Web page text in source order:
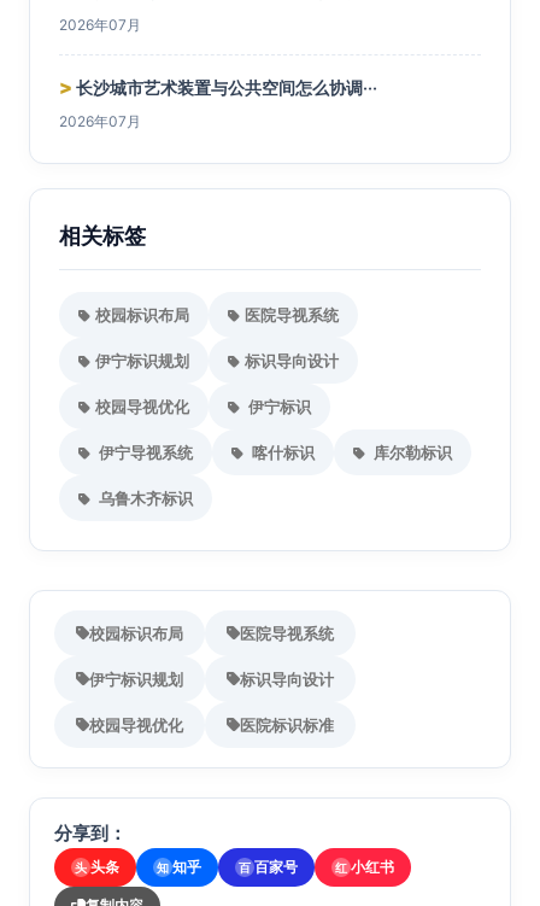
2026年07月
> 长沙城市艺术装置与公共空间怎么协调···
2026年07月
相关标签
校园标识布局 医院导视系统
伊宁标识规划 标识导向设计
校园导视优化 伊宁标识
伊宁导视系统 喀什标识 库尔勒标识
乌鲁木齐标识
校园标识布局 医院导视系统
伊宁标识规划 标识导向设计
校园导视优化 医院标识标准
分享到：
头 头条 知 知乎 百 百家号 红 小红书